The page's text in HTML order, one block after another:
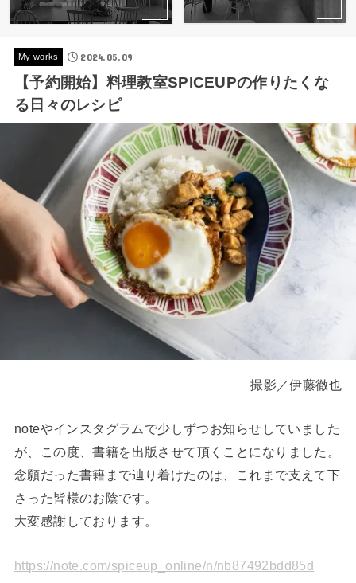
My works 2024.05.09
【予約開始】料理教室SPICEUPの作りたくな
る日々のレシピ
撮影／伊藤徹也
noteやインスタグラムで少しずつお知らせしていました
が、この度、書籍を出版させて頂くことになりました。
念願だった書籍まで辿り着けたのは、これまで支えて下
さった皆様のお陰です。
大変感謝しております。
https://note.com/spiceup_online/n/nb87492bdd85d